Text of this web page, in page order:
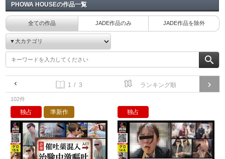
PHOWA HOUSEの作品一覧
全ての作品 JADE作品のみ JADE作品を除外
/ 3
102件
独占 準新作
催吐薬混入 治験中激嘔吐
独占
終